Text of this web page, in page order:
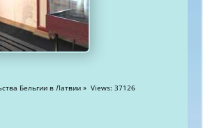
в Латвии » Views: 37126